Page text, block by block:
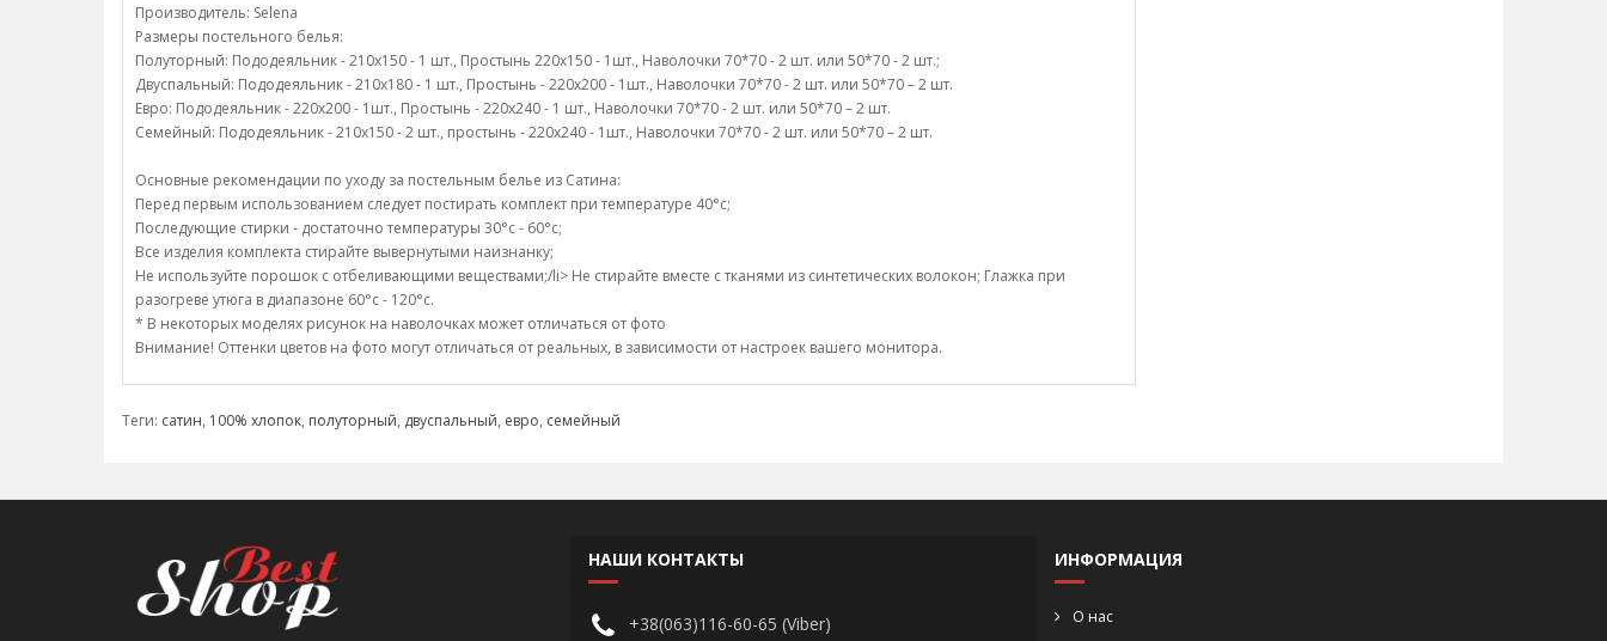
Производитель: Selena
Размеры постельного белья:
Полуторный: Пододеяльник - 210х150 - 1 шт., Простынь 220х150 - 1шт., Наволочки 70*70 - 2 шт. или 50*70 - 2 шт.;
Двуспальный: Пододеяльник - 210х180 - 1 шт., Простынь - 220х200 - 1шт., Наволочки 70*70 - 2 шт. или 50*70 – 2 шт.
Евро: Пододеяльник - 220х200 - 1шт., Простынь - 220х240 - 1 шт., Наволочки 70*70 - 2 шт. или 50*70 – 2 шт.
Семейный: Пододеяльник - 210х150 - 2 шт., простынь - 220х240 - 1шт., Наволочки 70*70 - 2 шт. или 50*70 – 2 шт.
Основные рекомендации по уходу за постельным белье из Сатина:
Перед первым использованием следует постирать комплект при температуре 40°c;
Последующие стирки - достаточно температуры 30°c - 60°c;
Все изделия комплекта стирайте вывернутыми наизнанку;
Не используйте порошок с отбеливающими веществами;/li> Не стирайте вместе с тканями из синтетических волокон; Глажка при
разогреве утюга в диапазоне 60°c - 120°c.
* В некоторых моделях рисунок на наволочках может отличаться от фото
Внимание! Оттенки цветов на фото могут отличаться от реальных, в зависимости от настроек вашего монитора.
Теги: сатин, 100% хлопок, полуторный, двуспальный, евро, семейный
НАШИ КОНТАКТЫ
+38(063)116-60-65 (Viber)
ИНФОРМАЦИЯ
О нас